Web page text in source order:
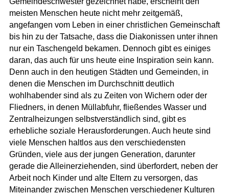
meisten Menschen heute nicht mehr zeitgemäß,
angefangen vom Leben in einer christlichen Gemeinschaft
bis hin zu der Tatsache, dass die Diakonissen unter ihnen
nur ein Taschengeld bekamen. Dennoch gibt es einiges
daran, das auch für uns heute eine Inspiration sein kann.
Denn auch in den heutigen Städten und Gemeinden, in
denen die Menschen im Durchschnitt deutlich
wohlhabender sind als zu Zeiten von Wichern oder der
Fliedners, in denen Müllabfuhr, fließendes Wasser und
Zentralheizungen selbstverständlich sind, gibt es
erhebliche soziale Herausforderungen. Auch heute sind
viele Menschen haltlos aus den verschiedensten
Gründen, viele aus der jungen Generation, darunter
gerade die Alleinerziehenden, sind überfordert, neben der
Arbeit noch Kinder und alte Eltern zu versorgen, das
Miteinander zwischen Menschen verschiedener Kulturen